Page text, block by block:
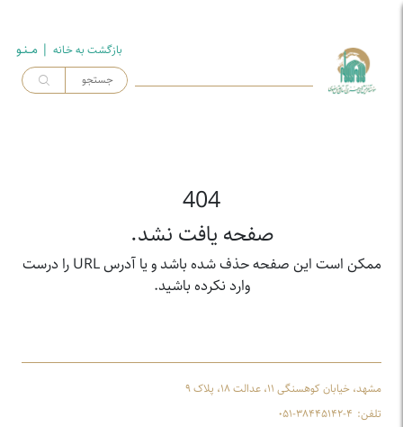
بازگشت به خـانه | مــنـو
404
صفحه یافت نشد.
ممکن است این صفحه حذف شده باشد و یا آدرس URL را درست
وارد نکرده باشید.
مشهد، خیابان کوهسنگی ۱۱، عدالت ۱۸، پلاک ۹
تلفن: ۰۵۱-۳۸۴۴۵۱۴۲-۴